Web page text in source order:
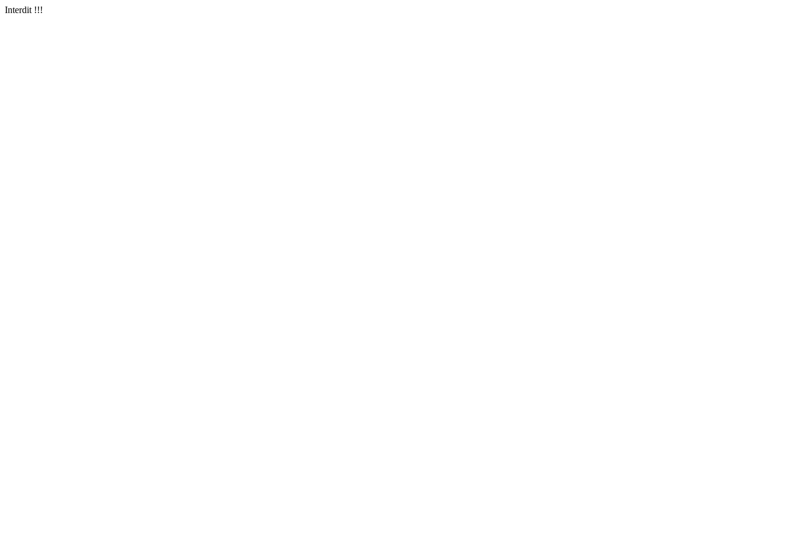
Interdit !!!